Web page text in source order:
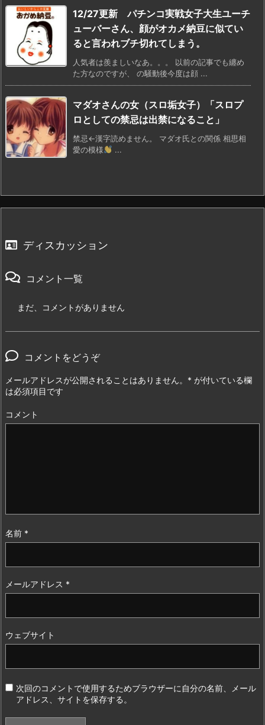
12/27更新 パチンコ実戦女子大生ユーチ
ューバーさん、顔がオカメ納豆に似てい
ると言われブチ切れてしまう。
人気者は羨ましいなあ。。。 以前の記事でも纏め
た方なのですが、 の騒動後今度は顔 ...
マダオさんの女（スロ垢女子）「スロプ
ロとしての禁忌は出禁になること」
禁忌←漢字読めません。 マダオ氏との関係 相思相
愛の模様
...
ディスカッション
コメント一覧
まだ、コメントがありません
コメントをどうぞ
メールアドレスが公開されることはありません。 * が付いている欄
は必須項目です
コメント
名前 *
メールアドレス *
ウェブサイト
次回のコメントで使用するためブラウザーに自分の名前、メール
アドレス、サイトを保存する。